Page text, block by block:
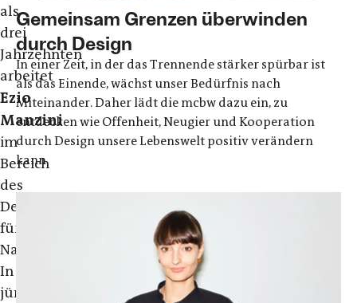
als
drei
Jahrzehnten
arbeitet
Ezio
Manzini
im
Bereich
des
Designs
für
Nachhaltigkeit.
In
jüngster
Gemeinsam Grenzen überwinden
durch Design
In einer Zeit, in der das Trennende stärker spürbar ist
als das Einende, wächst unser Bedürfnis nach
Miteinander. Daher lädt die mcbw dazu ein, zu
entdecken wie Offenheit, Neugier und Kooperation
durch Design unsere Lebenswelt positiv verändern
kann